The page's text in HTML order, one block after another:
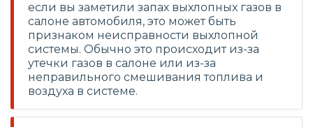
если вы заметили запах выхлопных газов в
салоне автомобиля, это может быть
признаком неисправности выхлопной
системы. Обычно это происходит из-за
утечки газов в салоне или из-за
неправильного смешивания топлива и
воздуха в системе.